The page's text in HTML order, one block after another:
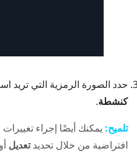
حدد الصورة الرمزية التي تريد
كنشطة.
تلميح: يمكنك أيضًا إجراء
افتراضية من خلال تحديدتعديل